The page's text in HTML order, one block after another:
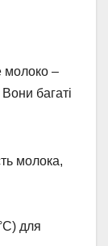
молоко –
багаті
молока,
для